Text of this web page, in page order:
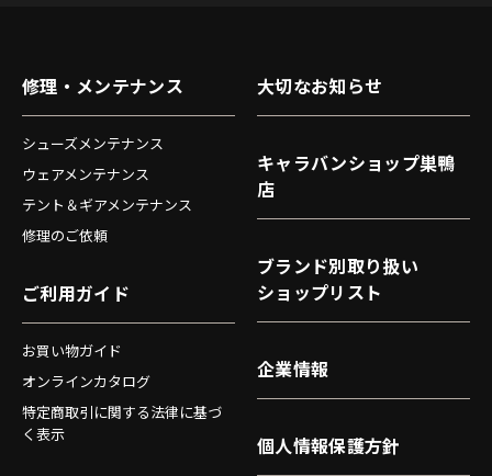
修理・メンテナンス
シューズメンテナンス
ウェアメンテナンス
テント＆ギアメンテナンス
修理のご依頼
ご利用ガイド
お買い物ガイド
オンラインカタログ
特定商取引に関する法律に基づ
く表示
大切なお知らせ
キャラバンショップ巣鴨
店
ブランド別取り扱い
ショップリスト
企業情報
個人情報保護方針